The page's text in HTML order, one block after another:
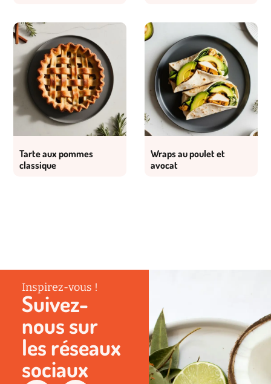
Tarte aux pommes
classique
Wraps au poulet et
avocat
Inspirez-vous !
Suivez-
nous sur
les réseaux
sociaux